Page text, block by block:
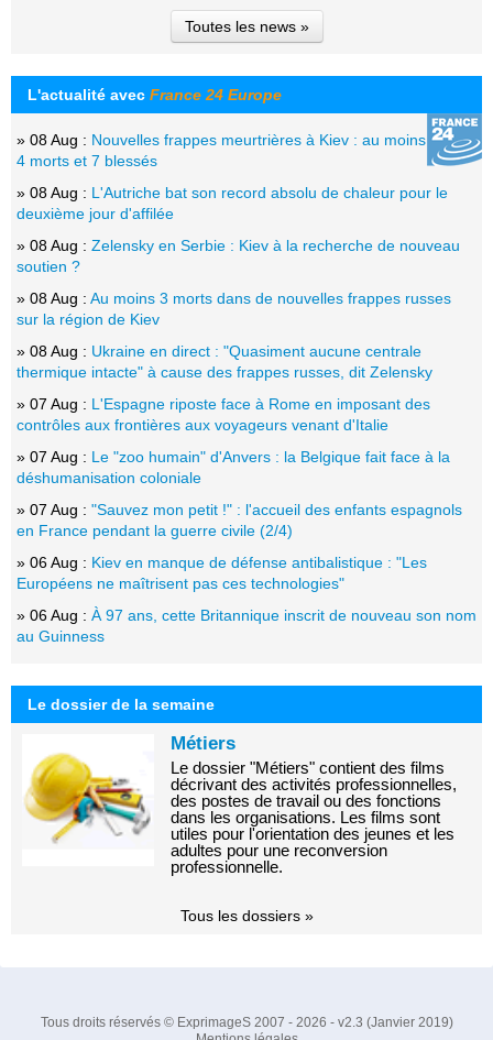
Toutes les news »
L'actualité avec France 24 Europe
» 08 Aug : Nouvelles frappes meurtrières à Kiev : au moins
4 morts et 7 blessés
» 08 Aug : L'Autriche bat son record absolu de chaleur pour le
deuxième jour d'affilée
» 08 Aug : Zelensky en Serbie : Kiev à la recherche de nouveau
soutien ?
» 08 Aug : Au moins 3 morts dans de nouvelles frappes russes
sur la région de Kiev
» 08 Aug : Ukraine en direct : "Quasiment aucune centrale
thermique intacte" à cause des frappes russes, dit Zelensky
» 07 Aug : L'Espagne riposte face à Rome en imposant des
contrôles aux frontières aux voyageurs venant d'Italie
» 07 Aug : Le "zoo humain" d'Anvers : la Belgique fait face à la
déshumanisation coloniale
» 07 Aug : "Sauvez mon petit !" : l'accueil des enfants espagnols
en France pendant la guerre civile (2/4)
» 06 Aug : Kiev en manque de défense antibalistique : "Les
Européens ne maîtrisent pas ces technologies"
» 06 Aug : À 97 ans, cette Britannique inscrit de nouveau son nom
au Guinness
Le dossier de la semaine
Métiers
Le dossier "Métiers" contient des films
décrivant des activités professionnelles,
des postes de travail ou des fonctions
dans les organisations. Les films sont
utiles pour l'orientation des jeunes et les
adultes pour une reconversion
professionnelle.
Tous les dossiers »
Tous droits réservés © ExprimageS 2007 - 2026 - v2.3 (Janvier 2019)